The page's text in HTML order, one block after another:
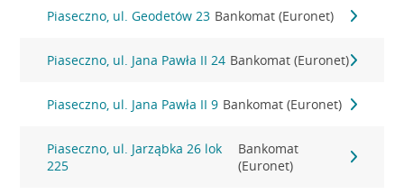
Piaseczno, ul. Geodetów 23 Bankomat (Euronet)
Piaseczno, ul. Jana Pawła II 24 Bankomat (Euronet)
Piaseczno, ul. Jana Pawła II 9 Bankomat (Euronet)
Piaseczno, ul. Jarząbka 26 lok
225
Bankomat
(Euronet)